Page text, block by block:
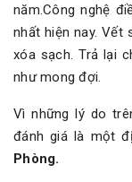
năm.Công nghệ
nhất hiện nay.
xóa sạch. Trả lại
như mong đợi.
Vì những lý do
đánh giá là một
Phòng.